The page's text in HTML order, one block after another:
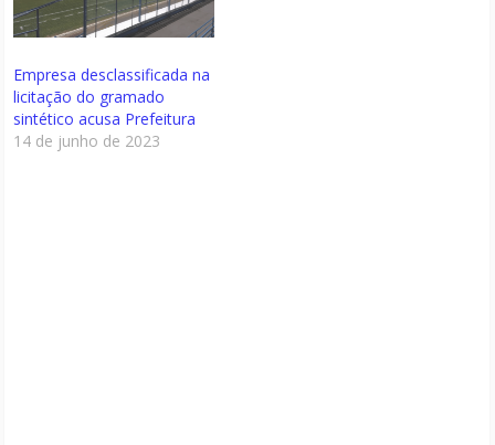
Empresa desclassificada na
licitação do gramado
sintético acusa Prefeitura
14 de junho de 2023